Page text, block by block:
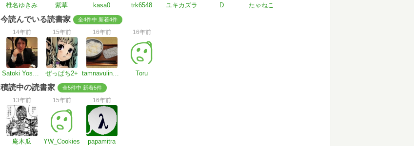
椎名ゆきみ 紫草 kasa0 trk6548 ユキカズラ D たゃねこ
今読んでいる読書家 全4件中 新着4件
14年前
Satoki Yoshino
15年前
ぜっぱち2+
16年前
tamnavulin_1968
16年前
Toru
積読中の読書家 全5件中 新着5件
13年前
庵木瓜
15年前
YW_Cookies
16年前
papamitra